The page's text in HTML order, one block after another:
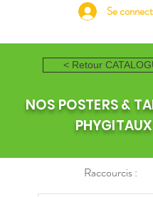
Se
< Retour
NOS POSTERS &
PHYGITAUX
Raccourcis :